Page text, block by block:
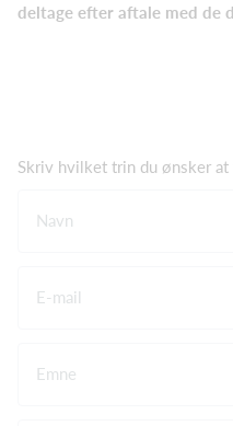
deltage efter aftale med de
Skriv hvilket trin du ønsker
Navn
E-mail
Emne